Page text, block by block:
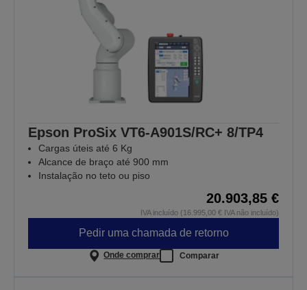
Epson ProSix VT6-A901S/RC+ 8/TP4
Cargas úteis até 6 Kg
Alcance de braço até 900 mm
Instalação no teto ou piso
20.903,85 €
IVA incluído (16.995,00 € IVA não incluído)
Pedir uma chamada de retorno
Onde comprar Comparar